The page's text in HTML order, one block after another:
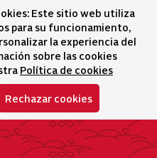
Este sitio web utiliza
para su funcionamiento,
la experiencia del
sobre las cookies
Política de cookies
Rechazar cookies
Selector idioma
icono